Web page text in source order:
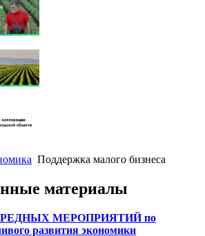
Поддержка малого бизнеса
материалы
МЕРОПРИЯТИЙ по
развития экономики